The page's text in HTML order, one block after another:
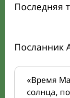
Последняя
«Время
солнца,